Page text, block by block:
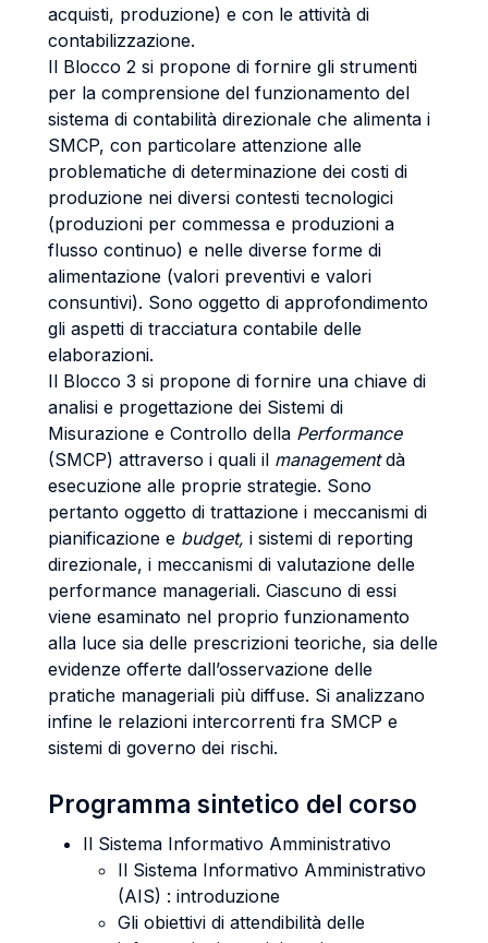
acquisti, produzione) e con le attività di
contabilizzazione.
Il Blocco 2 si propone di fornire gli strumenti
per la comprensione del funzionamento del
sistema di contabilità direzionale che alimenta i
SMCP, con particolare attenzione alle
problematiche di determinazione dei costi di
produzione nei diversi contesti tecnologici
(produzioni per commessa e produzioni a
flusso continuo) e nelle diverse forme di
alimentazione (valori preventivi e valori
consuntivi). Sono oggetto di approfondimento
gli aspetti di tracciatura contabile delle
elaborazioni.
Il Blocco 3 si propone di fornire una chiave di
analisi e progettazione dei Sistemi di
Misurazione e Controllo della Performance
(SMCP) attraverso i quali il managementdà
esecuzione alle proprie strategie. Sono
pertanto oggetto di trattazione i meccanismi di
pianificazione e budget, i sistemi di reporting
direzionale, i meccanismi di valutazione delle
performance manageriali. Ciascuno di essi
viene esaminato nel proprio funzionamento
alla luce sia delle prescrizioni teoriche, sia delle
evidenze offerte dall’osservazione delle
pratiche manageriali più diffuse. Si analizzano
infine le relazioni intercorrenti fra SMCP e
sistemi di governo dei rischi.
Programma sintetico del corso
Il Sistema Informativo Amministrativo
Il Sistema Informativo Amministrativo
(AIS) : introduzione
Gli obiettivi di attendibilità delle